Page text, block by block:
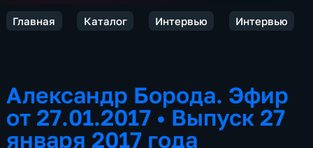
Главная Каталог Интервью Интервью
Александр Борода. Эфир
от 27.01.2017 • Выпуск 27
января 2017 года